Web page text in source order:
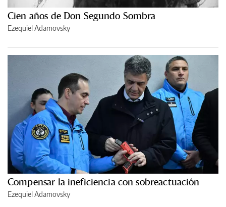
Cien años de Don Segundo Sombra
Ezequiel Adamovsky
Compensar la ineficiencia con sobreactuación
Ezequiel Adamovsky